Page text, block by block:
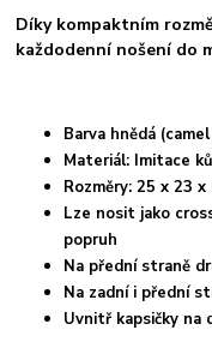
Díky kompaktním
každodenní nošení do
Barva hnědá
Materiál: Imitace
Rozměry: 25 x 23
Lze nosit jako
popruh
Na přední straně
Na zadní i přední
Uvnitř kapsičky na